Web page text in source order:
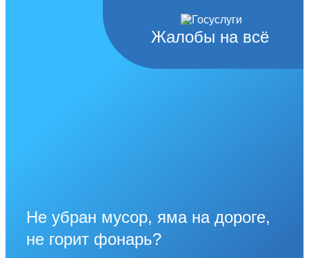
Жалобы на всё
Не убран мусор, яма на дороге,
не горит фонарь?